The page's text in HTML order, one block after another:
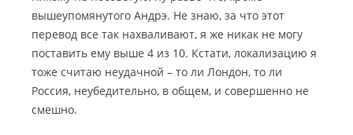
вышеупомянутого Андрэ. Не знаю, за что этот
перевод все так нахваливают, я же никак не могу
поставить ему выше 4 из 10. Кстати, локализацию я
тоже считаю неудачной – то ли Лондон, то ли
Россия, неубедительно, в общем, и совершенно не
смешно.